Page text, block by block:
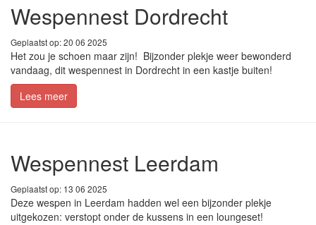
Wespennest Dordrecht
Geplaatst op: 20 06 2025
Het zou je schoen maar zijn! Bijzonder plekje weer bewonderd
vandaag, dit wespennest in Dordrecht in een kastje buiten!
Lees meer
Wespennest Leerdam
Geplaatst op: 13 06 2025
Deze wespen in Leerdam hadden wel een bijzonder plekje
uitgekozen: verstopt onder de kussens in een loungeset!